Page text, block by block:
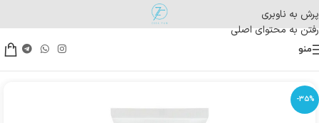
پرش به ناوبری
رفتن به محتوای اصلی
منو
-35%